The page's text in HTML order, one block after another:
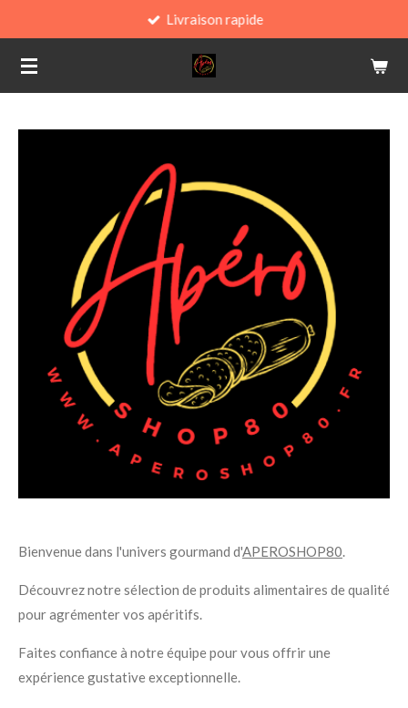
contenu
principal
Livraison rapide
Bienvenue dans l'univers gourmand d'APEROSHOP80.
Découvrez notre sélection de produits alimentaires de qualité
pour agrémenter vos apéritifs.
Faites confiance à notre équipe pour vous offrir une
expérience gustative exceptionnelle.